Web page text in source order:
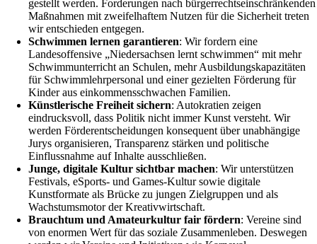
gestellt werden. Forderungen nach bürgerrechtseinschränkenden
Maßnahmen mit zweifelhaftem Nutzen für die Sicherheit treten
wir entschieden entgegen.
Schwimmen lernen garantieren: Wir fordern eine
Landesoffensive „Niedersachsen lernt schwimmen“ mit mehr
Schwimmunterricht an Schulen, mehr Ausbildungskapazitäten
für Schwimmlehrpersonal und einer gezielten Förderung für
Kinder aus einkommensschwachen Familien.
Künstlerische Freiheit sichern: Autokratien zeigen
eindrucksvoll, dass Politik nicht immer Kunst versteht. Wir
werden Förderentscheidungen konsequent über unabhängige
Jurys organisieren, Transparenz stärken und politische
Einflussnahme auf Inhalte ausschließen.
Junge, digitale Kultur sichtbar machen: Wir unterstützen
Festivals, eSports- und Games-Kultur sowie digitale
Kunstformate als Brücke zu jungen Zielgruppen und als
Wachstumsmotor der Kreativwirtschaft.
Brauchtum und Amateurkultur fair fördern: Vereine sind
von enormen Wert für das soziale Zusammenleben. Deswegen